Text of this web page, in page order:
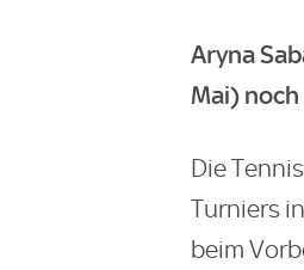
Aryna
Mai)
Die
Turniers
beim